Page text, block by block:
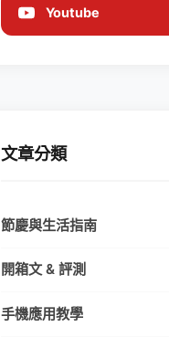
Youtube
文章分類
節慶與生活指南
開箱文 & 評測
手機應用教學